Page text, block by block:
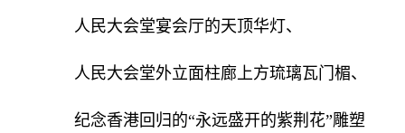
人民大会堂宴会厅的天顶华灯、
人民大会堂外立面柱廊上方琉璃瓦门楣、
纪念香港回归的“永远盛开的紫荆花”雕塑